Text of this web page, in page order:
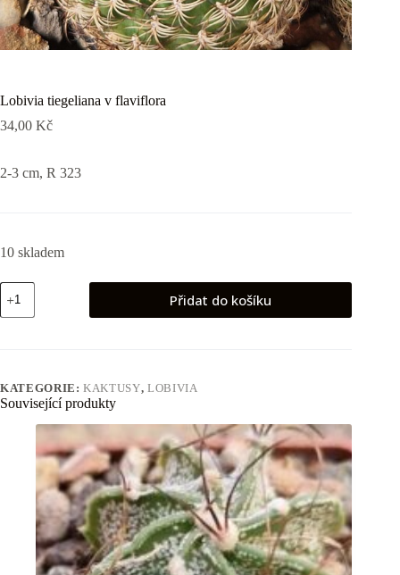
Lobivia tiegeliana v flaviflora
34,00 Kč
2-3 cm, R 323
10 skladem
Lobivia
tiegeliana
v
Přidat do košíku
KATEGORIE:KAKTUSY,LOBIVIA
Související produkty